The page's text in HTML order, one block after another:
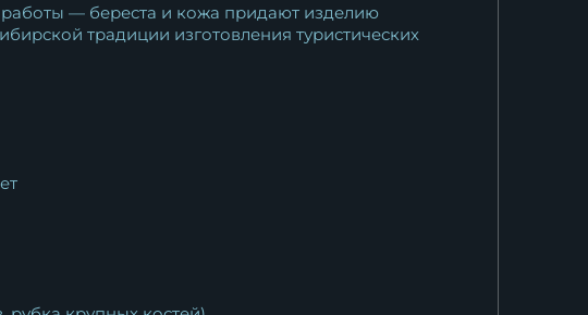
— береста и кожа придают изделию
традиции изготовления туристических